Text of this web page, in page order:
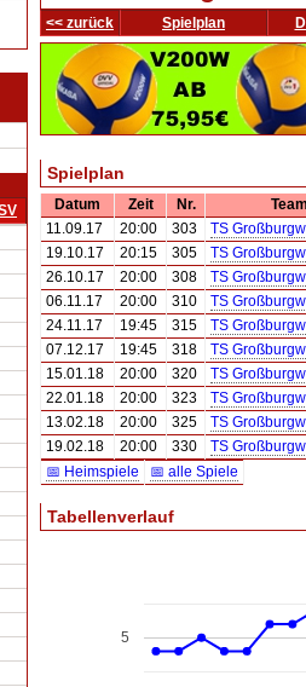
<< zurück Spielplan
Spielplan
Datum Zeit Nr.
11.09.17
20:00 303
TS
19.10.17
20:15 305
TS
26.10.17
20:00 308
TS
06.11.17
20:00 310
TS
24.11.17
19:45 315
TS
07.12.17
19:45 318
TS
15.01.18
20:00 320
TS
22.01.18
20:00 323
TS
13.02.18
20:00 325
TS
19.02.18
20:00 330
TS
📅 Heimspiele
📅 alle Spiele
Tabellenverlauf
5